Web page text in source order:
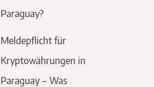
Paraguay?
Meldepflicht für
Kryptowährungen in
Paraguay – Was